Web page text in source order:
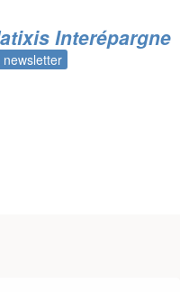
Interépargne